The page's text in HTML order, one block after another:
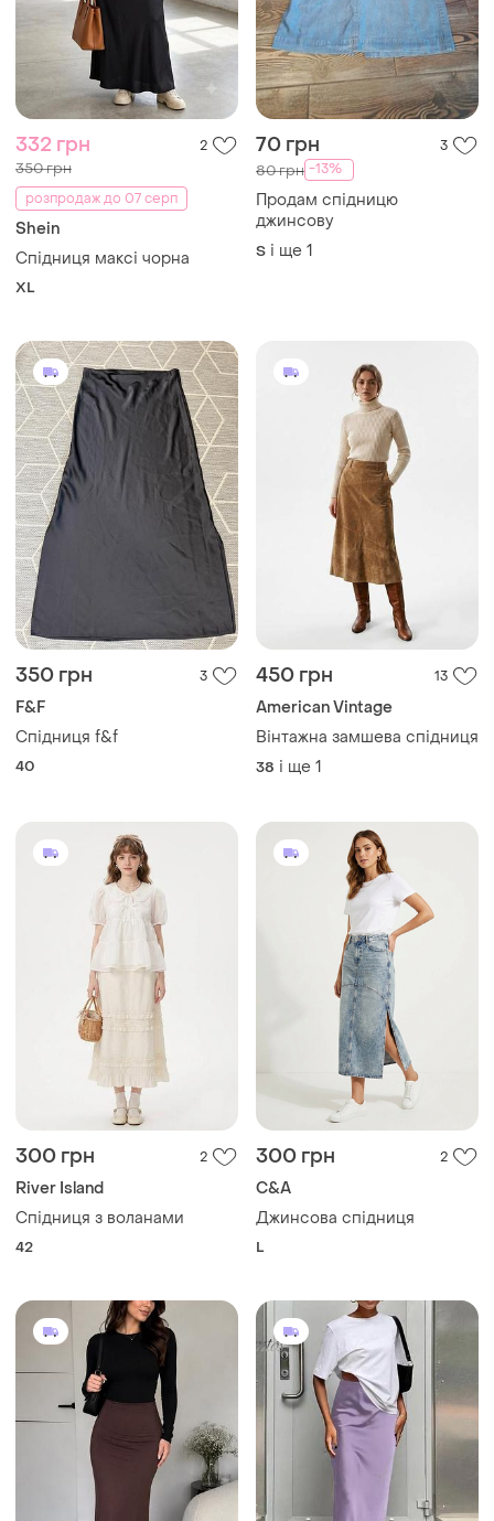
332 грн 2
350 грн
розпродаж до 07 серп
Shein
Спідниця максі чорна
XL
70 грн 3
80 грн -13%
Продам спідницю
джинсову
S і ще 1
350 грн 3
F&F
Спідниця f&f
40
450 грн 13
American Vintage
Вінтажна замшева спідниця
38 і ще 1
300 грн 2
River Island
Спідниця з воланами
42
300 грн 2
C&A
Джинсова спідниця
L